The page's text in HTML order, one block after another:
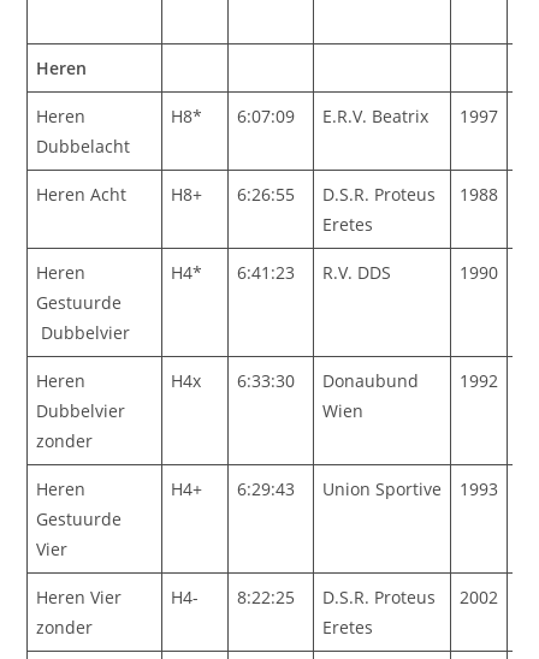
Heren
Heren
Dubbelacht
H8* 6:07:09 E.R.V. Beatrix 1997
Heren Acht H8+ 6:26:55
D.S.R. Proteus
Eretes
1988
Heren
Gestuurde
Dubbelvier
H4* 6:41:23 R.V. DDS 1990
Heren
Dubbelvier
zonder
H4x 6:33:30
Donaubund
Wien
1992
Heren
Gestuurde
Vier
H4+ 6:29:43 Union Sportive 1993
Heren Vier
zonder
H4- 8:22:25
D.S.R. Proteus
Eretes
2002